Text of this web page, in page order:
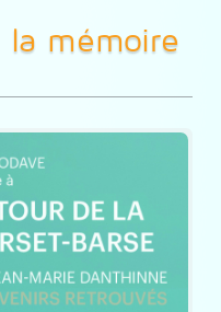
la mémoire